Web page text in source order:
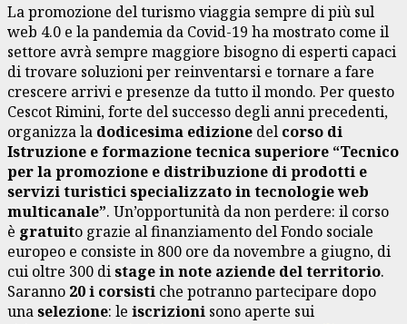
La promozione del turismo viaggia sempre di più sul
web 4.0 e la pandemia da Covid-19 ha mostrato come il
settore avrà sempre maggiore bisogno di esperti capaci
di trovare soluzioni per reinventarsi e tornare a fare
crescere arrivi e presenze da tutto il mondo. Per questo
Cescot Rimini, forte del successo degli anni precedenti,
organizza la dodicesima edizione del corso di
Istruzione e formazione tecnica superiore “Tecnico
per la promozione e distribuzione di prodotti e
servizi turistici specializzato in tecnologie web
multicanale”. Un’opportunità da non perdere: il corso
è gratuito grazie al finanziamento del Fondo sociale
europeo e consiste in 800 ore da novembre a giugno, di
cui oltre 300 distage in note aziende del territorio.
Saranno 20 i corsisti che potranno partecipare dopo
unaselezione: le iscrizioni sono aperte sui